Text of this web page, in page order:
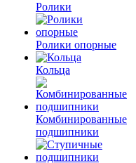
Ролики
Ролики опорные
Кольца
Комбинированные
подшипники